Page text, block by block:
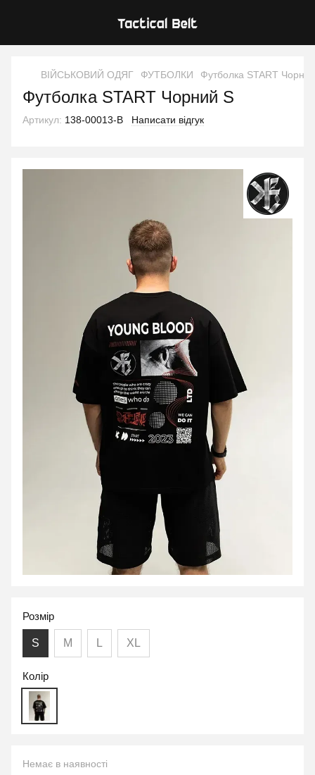
ВІЙСЬКОВИЙ ОДЯГ ФУТБОЛКИ Футболка START
Футболка START Чорний S
Артикул: 138-00013-B Написати відгук
Розмір
S M L XL
Колір
Немає в наявності